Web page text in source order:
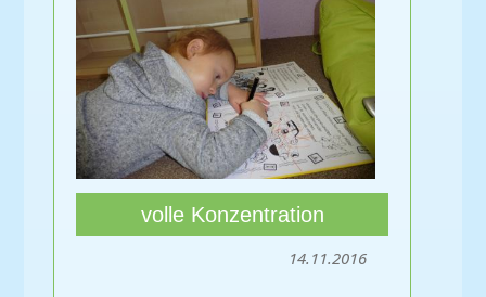
volle Konzentration
14.11.2016